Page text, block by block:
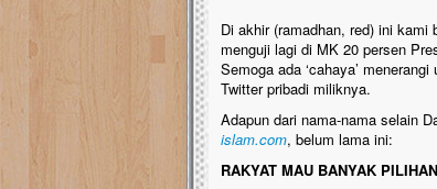
Di akhir (ramadhan, red) ini
menguji lagi di MK 20 persen
Semoga ada ‘cahaya’
Twitter pribadi miliknya.
Adapun dari nama-nama selain
islam.com, belum lama ini:
RAKYAT MAU BANYAK